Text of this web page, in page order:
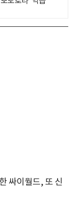
싸이월드, 또 신